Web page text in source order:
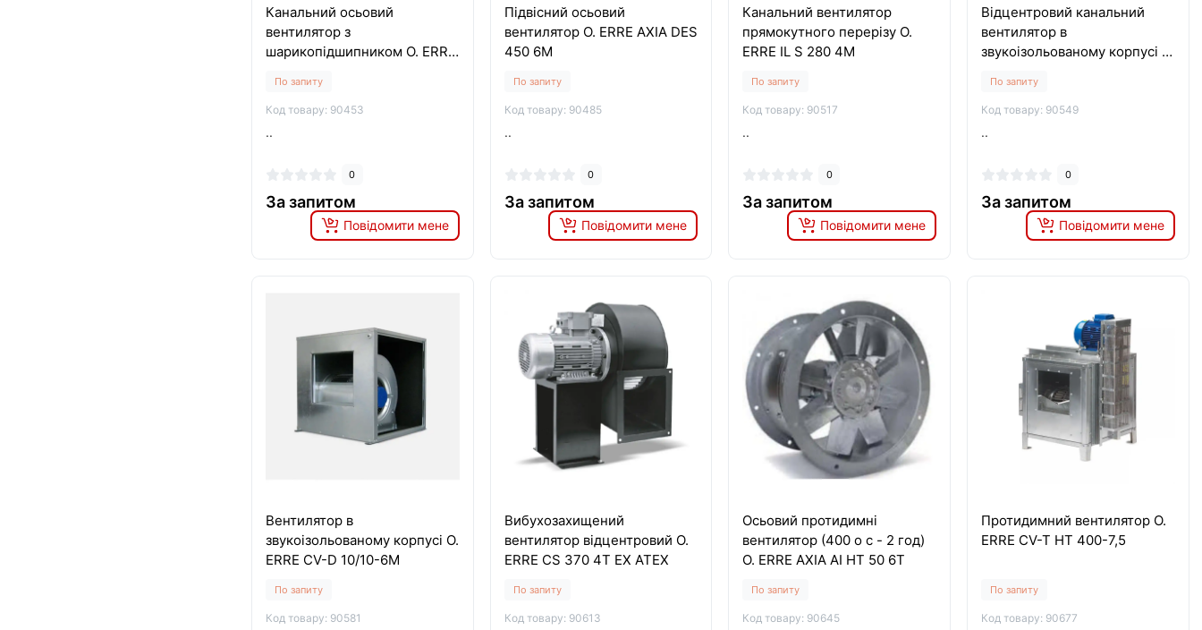
Канальний осьовий
вентилятор з
шарикопідшипником O. ERRE
По запиту
Код товару: 90453
..
0
За запитом
Повідомити мене
Підвісний осьовий
вентилятор O. ERRE AXIA DES
450 6M
По запиту
Код товару: 90485
..
0
За запитом
Повідомити мене
Канальний вентилятор
прямокутного перерізу O.
ERRE IL S 280 4M
По запиту
Код товару: 90517
..
0
За запитом
Повідомити мене
Відцентровий канальний
вентилятор в
звукоізольованому корпусі O.
По запиту
Код товару: 90549
..
0
За запитом
Повідомити мене
Вентилятор в
звукоізольованому корпусі O.
ERRE CV-D 10/10-6M
По запиту
Код товару: 90581
Вибухозахищений
вентилятор відцентровий O.
ERRE CS 370 4T EX ATEX
По запиту
Код товару: 90613
Осьовий протидимні
вентилятор (400 о с - 2 год)
O. ERRE AXIA AI HT 50 6T
По запиту
Код товару: 90645
Протидимний вентилятор O.
ERRE CV-T HT 400-7,5
По запиту
Код товару: 90677